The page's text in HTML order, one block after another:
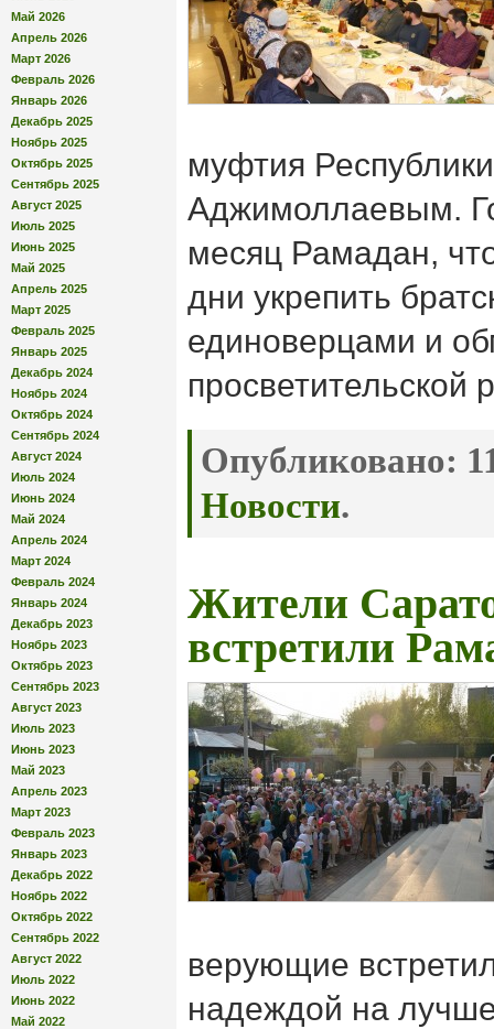
Май 2026
Апрель 2026
Март 2026
Февраль 2026
Январь 2026
Декабрь 2025
Ноябрь 2025
Октябрь 2025
Сентябрь 2025
Август 2025
Июль 2025
Июнь 2025
Май 2025
Апрель 2025
Март 2025
Февраль 2025
Январь 2025
Декабрь 2024
Ноябрь 2024
Октябрь 2024
Сентябрь 2024
Август 2024
Июль 2024
Июнь 2024
Май 2024
Апрель 2024
Март 2024
Февраль 2024
Январь 2024
Декабрь 2023
Ноябрь 2023
Октябрь 2023
Сентябрь 2023
Август 2023
Июль 2023
Июнь 2023
Май 2023
Апрель 2023
Март 2023
Февраль 2023
Январь 2023
Декабрь 2022
Ноябрь 2022
Октябрь 2022
Сентябрь 2022
Август 2022
Июль 2022
Июнь 2022
Май 2022
муфтия
Аджимоллаевым.
месяц Рамадан,
дни укрепить
единоверцами и
просветительской
Опубликовано:
Новости.
Жители
встретили
верующие
надеждой на